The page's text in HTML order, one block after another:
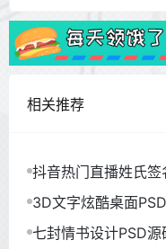
相关推荐
抖音热门直播姓氏
3D文字炫酷桌面
七封情书设计PSD源